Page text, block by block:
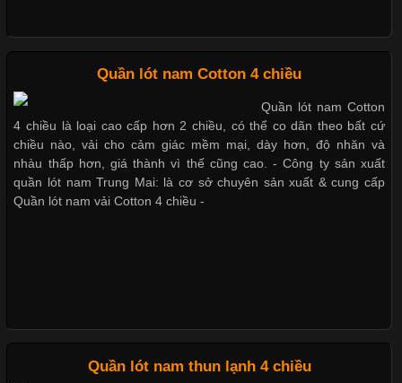
Chất Liệu Bamboo Xu Hướng Mới Trong Ngành Thời Trang
Cập nhật 2026-05-21 14:59:25
Trong những năm gần đây, vải Bamboo đang trở thành một
trong những chất liệu được yêu thích trong ngành thời trang
nhờ đặc tính mềm mại, thoáng khí và thân thiện với môi trường.
Không chỉ được ứng dụng trong quần áo thường ngày, loại vải
Cập nhật 2026-05-20 14:58:56
Bộ sưu tập quần lót nam Boxer TpHCM
Dễ chịu hơn với quần lót nam giá rẻ vải Cotton 4 chiều
Quần lót nam Cotton 4 chiều
Quần lót nam Cotton
4 chiều là loại cao cấp hơn 2 chiều, có thể co dãn theo bất cứ
chiều nào, vải cho cảm giác mềm mại, dày hơn, độ nhăn và
nhàu thấp hơn, giá thành vì thế cũng cao. - Công ty sản xuất
quần lót nam Trung Mai: là cơ sở chuyên sản xuất & cung cấp
Quần lót nam vải Cotton 4 chiều -
Quần lót nam thun lạnh 4 chiều